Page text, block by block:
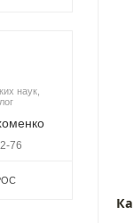
наук,
76